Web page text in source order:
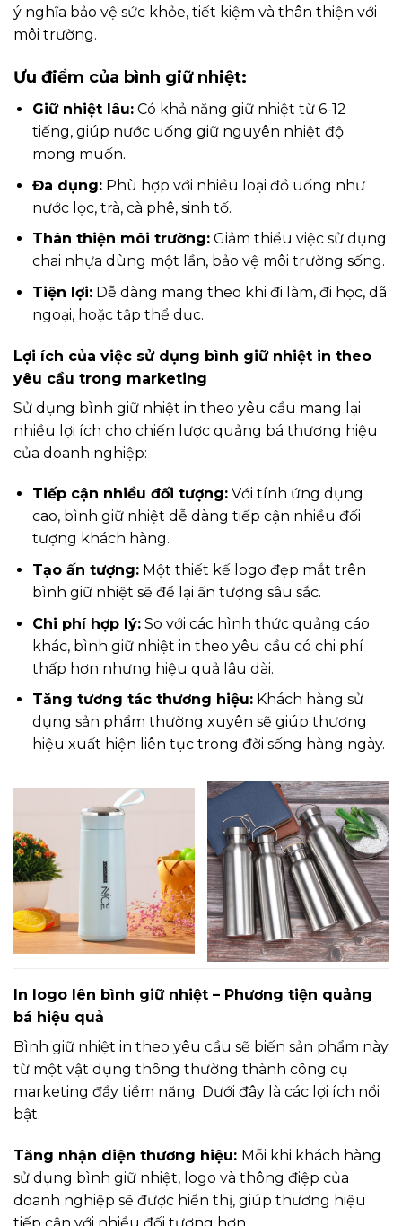
ý nghĩa bảo vệ sức khỏe, tiết kiệm và thân thiện với
môi trường.
Ưu điểm của bình giữ nhiệt:
Giữ nhiệt lâu:Có khả năng giữ nhiệt từ 6-12
tiếng, giúp nước uống giữ nguyên nhiệt độ
mong muốn.
Đa dụng:Phù hợp với nhiều loại đồ uống như
nước lọc, trà, cà phê, sinh tố.
Thân thiện môi trường:Giảm thiểu việc sử dụng
chai nhựa dùng một lần, bảo vệ môi trường sống.
Tiện lợi:Dễ dàng mang theo khi đi làm, đi học, dã
ngoại, hoặc tập thể dục.
Lợi ích của việc sử dụng bình giữ nhiệt in theo
yêu cầu trong marketing
Sử dụng bình giữ nhiệt in theo yêu cầu mang lại
nhiều lợi ích cho chiến lược quảng bá thương hiệu
của doanh nghiệp:
Tiếp cận nhiều đối tượng:Với tính ứng dụng
cao, bình giữ nhiệt dễ dàng tiếp cận nhiều đối
tượng khách hàng.
Tạo ấn tượng:Một thiết kế logo đẹp mắt trên
bình giữ nhiệt sẽ để lại ấn tượng sâu sắc.
Chi phí hợp lý:So với các hình thức quảng cáo
khác, bình giữ nhiệt in theo yêu cầu có chi phí
thấp hơn nhưng hiệu quả lâu dài.
Tăng tương tác thương hiệu:Khách hàng sử
dụng sản phẩm thường xuyên sẽ giúp thương
hiệu xuất hiện liên tục trong đời sống hàng ngày.
In logo lên bình giữ nhiệt – Phương tiện quảng
bá hiệu quả
Bình giữ nhiệt in theo yêu cầu sẽ biến sản phẩm này
từ một vật dụng thông thường thành công cụ
marketing đầy tiềm năng. Dưới đây là các lợi ích nổi
bật:
Tăng nhận diện thương hiệu: Mỗi khi khách hàng
sử dụng bình giữ nhiệt, logo và thông điệp của
doanh nghiệp sẽ được hiển thị, giúp thương hiệu